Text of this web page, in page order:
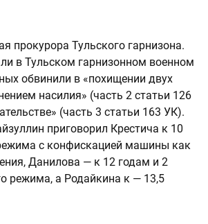
прокурора Тульского гарнизона.
в Тульском гарнизонном военном
обвинили в «похищении двух
насилия» (часть 2 статьи 126
(часть 3 статьи 163 УК).
приговорил Крестича к 10
с конфискацией машины как
Данилова — к 12 годам и 2
режима, а Родайкина к — 13,5